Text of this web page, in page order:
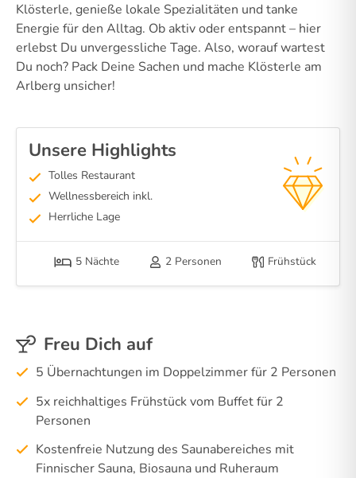
Klösterle, genieße lokale Spezialitäten und tanke
Energie für den Alltag. Ob aktiv oder entspannt – hier
erlebst Du unvergessliche Tage. Also, worauf wartest
Du noch? Pack Deine Sachen und mache Klösterle am
Arlberg unsicher!
Unsere Highlights
Tolles Restaurant
Wellnessbereich inkl.
Herrliche Lage
5 Nächte 2 Personen Frühstück
Freu Dich auf
5 Übernachtungen im Doppelzimmer für 2 Personen
5x reichhaltiges Frühstück vom Buffet für 2
Personen
Kostenfreie Nutzung des Saunabereiches mit
Finnischer Sauna, Biosauna und Ruheraum